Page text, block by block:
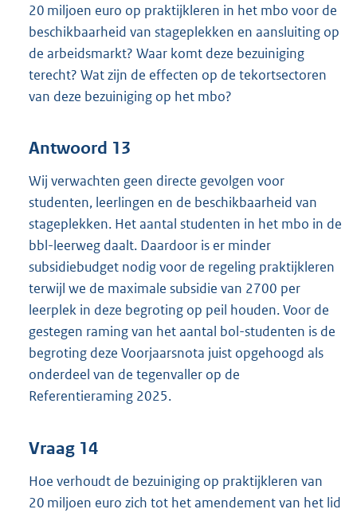
20 miljoen euro op praktijkleren in het mbo voor de
beschikbaarheid van stageplekken en aansluiting op
de arbeidsmarkt? Waar komt deze bezuiniging
terecht? Wat zijn de effecten op de tekortsectoren
van deze bezuiniging op het mbo?
Antwoord 13
Wij verwachten geen directe gevolgen voor
studenten, leerlingen en de beschikbaarheid van
stageplekken. Het aantal studenten in het mbo in de
bbl-leerweg daalt. Daardoor is er minder
subsidiebudget nodig voor de regeling praktijkleren
terwijl we de maximale subsidie van 2700 per
leerplek in deze begroting op peil houden. Voor de
gestegen raming van het aantal bol-studenten is de
begroting deze Voorjaarsnota juist opgehoogd als
onderdeel van de tegenvaller op de
Referentieraming 2025.
Vraag 14
Hoe verhoudt de bezuiniging op praktijkleren van
20 miljoen euro zich tot het amendement van het lid